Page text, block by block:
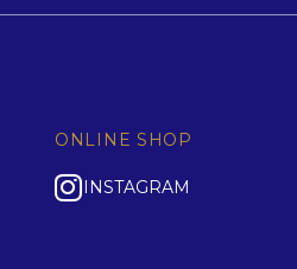
ONLINE SHOP
INSTAGRAM